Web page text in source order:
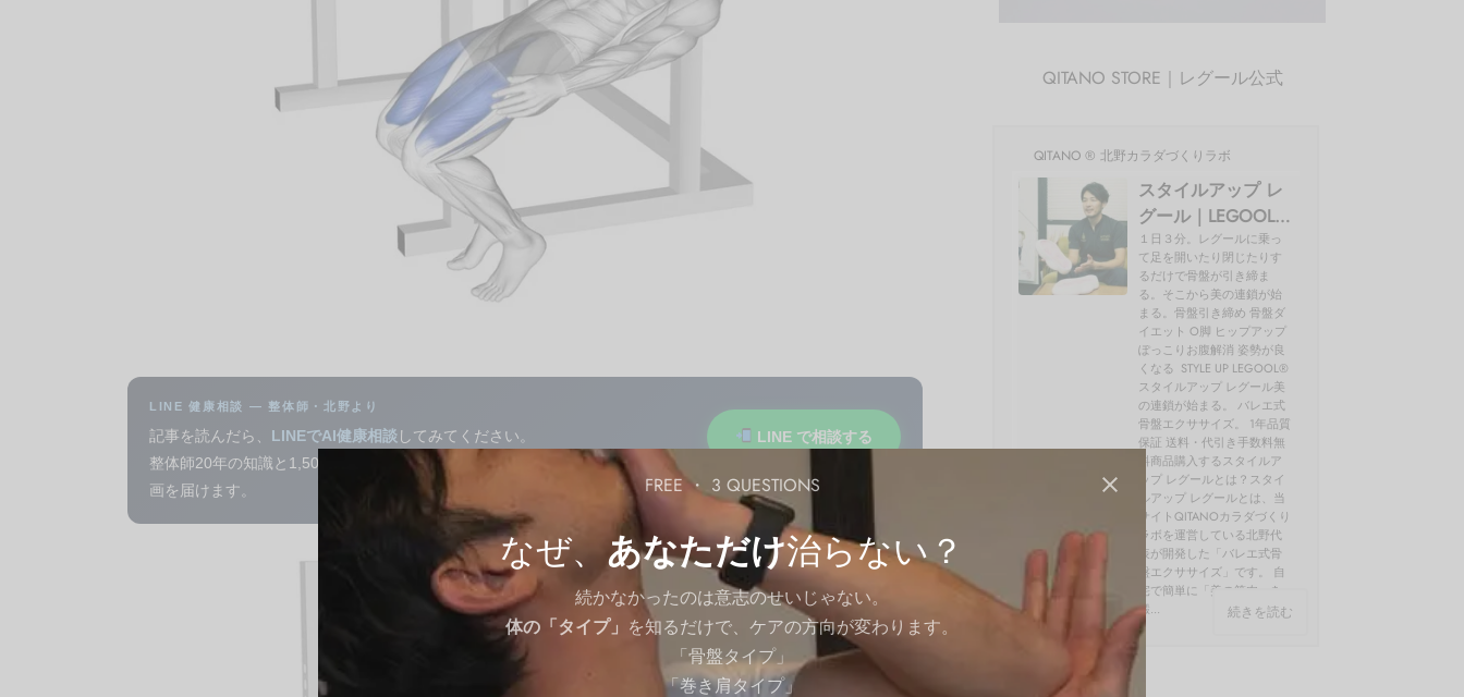
FREE ・ 3 QUESTIONS
なぜ、あなただけ治らない？
続かなかったのは意志のせいじゃない。
体の「タイプ」 を知るだけで、ケアの方向が変わります。
「骨盤タイプ」
「巻き肩タイプ」
LINE 健康相談 — 整体師・北野より
記事を読んだら、 LINEでAI健康相談 してみてください。
整体師20年の知識と1,500本以上の動画から、あなたの悩みに合うセルフケア動
画を届けます。
LINE で相談する
月1回無料 ・ 友達追加で今すぐ
QITANO STORE｜レグール公式
QITANO ® 北野カラダづくりラボ
スタイルアップ レ
グール｜LEGOOL®
使い方、効果を開
発者の北野が解説
１日３分。レグールに乗っ
て足を開いたり閉じたりす
るだけで骨盤が引き締ま
る。そこから美の連鎖が始
まる。骨盤引き締め 骨盤ダ
イエット O脚 ヒップアップ
ぽっこりお腹解消 姿勢が良
くなる STYLE UP LEGOOL®
スタイルアップ レグール美
の連鎖が始まる。 バレエ式
骨盤エクササイズ。 1年品質
保証 送料・代引き手数料無
料商品購入するスタイルア
ップ レグールとは？スタイ
ルアップ レグールとは、当
サイトQITANOカラダづくり
ラボを運営している北野代
表が開発した「バレエ式骨
盤エクササイズ」です。 自
宅で簡単に「美の筋肉」を
鍛...
続きを読む